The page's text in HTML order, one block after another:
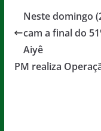
e
b
o
er l
Neste domingo
cam a final do
Aiyê
PM realiza